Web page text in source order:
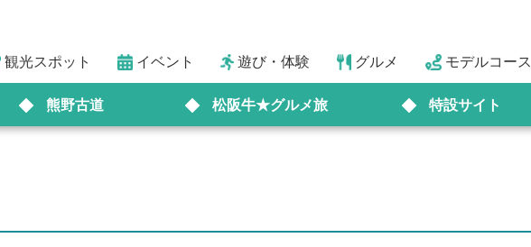
観光スポット イベント 遊び・体験 グルメ モデルコース
熊野古道 松阪牛★グルメ旅 特設サイト